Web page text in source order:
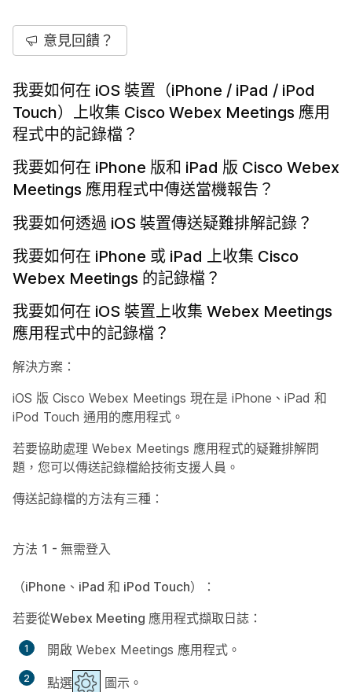
意見回饋？
我要如何在 iOS 裝置（iPhone / iPad / iPod
Touch）上收集 Cisco Webex Meetings 應用
程式中的記錄檔？
我要如何在 iPhone 版和 iPad 版 Cisco Webex
Meetings 應用程式中傳送當機報告？
我要如何透過 iOS 裝置傳送疑難排解記錄？
我要如何在 iPhone 或 iPad 上收集 Cisco
Webex Meetings 的記錄檔？
我要如何在 iOS 裝置上收集 Webex Meetings
應用程式中的記錄檔？
解決方案：
iOS 版 Cisco Webex Meetings 現在是 iPhone、iPad 和
iPod Touch 通用的應用程式。
若要協助處理 Webex Meetings 應用程式的疑難排解問
題，您可以傳送記錄檔給技術支援人員。
傳送記錄檔的方法有三種：
方法 1 - 無需登入
（iPhone、iPad 和 iPod Touch）：
若要從Webex Meeting 應用程式擷取日誌 ：
開啟 Webex Meetings 應用程式。
點選 圖示。